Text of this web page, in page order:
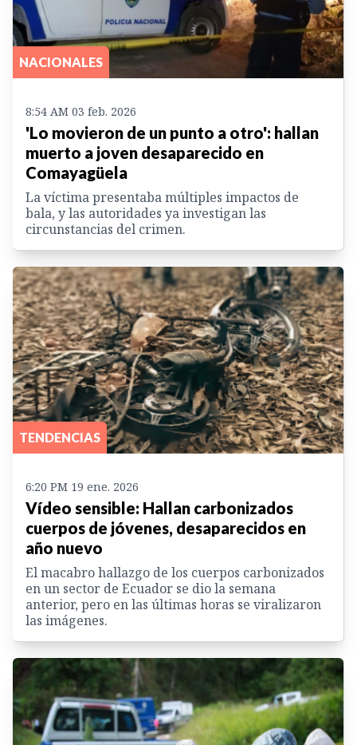
NACIONALES
8:54 AM 03 feb. 2026
'Lo movieron de un punto a otro': hallan
muerto a joven desaparecido en
Comayagüela
La víctima presentaba múltiples impactos de
bala, y las autoridades ya investigan las
circunstancias del crimen.
TENDENCIAS
6:20 PM 19 ene. 2026
Vídeo sensible: Hallan carbonizados
cuerpos de jóvenes, desaparecidos en
año nuevo
El macabro hallazgo de los cuerpos carbonizados
en un sector de Ecuador se dio la semana
anterior, pero en las últimas horas se viralizaron
las imágenes.